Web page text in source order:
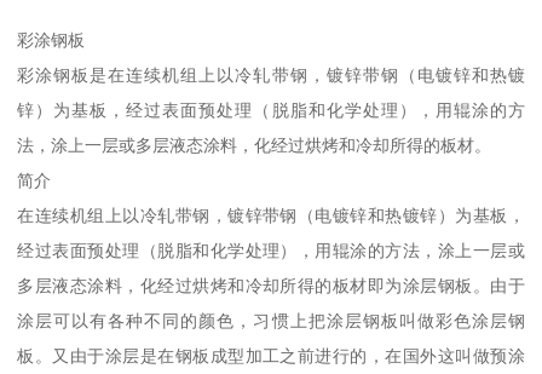
彩涂钢板
彩涂钢板是在连续机组上以冷轧带钢，镀锌带钢（电镀锌和热镀
锌）为基板，经过表面预处理（脱脂和化学处理），用辊涂的方
法，涂上一层或多层液态涂料，化经过烘烤和冷却所得的板材。
简介
在连续机组上以冷轧带钢，镀锌带钢（电镀锌和热镀锌）为基板，
经过表面预处理（脱脂和化学处理），用辊涂的方法，涂上一层或
多层液态涂料，化经过烘烤和冷却所得的板材即为涂层钢板。由于
涂层可以有各种不同的颜色，习惯上把涂层钢板叫做彩色涂层钢
板。又由于涂层是在钢板成型加工之前进行的，在国外这叫做预涂